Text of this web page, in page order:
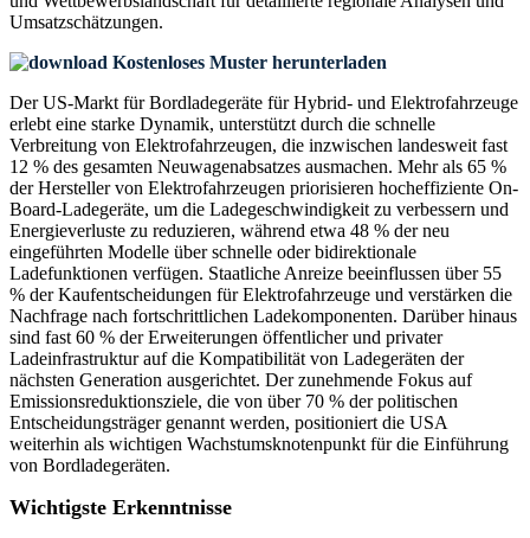
Umsatzschätzungen.
Kostenloses Muster herunterladen
Der US-Markt für Bordladegeräte für Hybrid- und Elektrofahrzeuge
erlebt eine starke Dynamik, unterstützt durch die schnelle
Verbreitung von Elektrofahrzeugen, die inzwischen landesweit fast
12 % des gesamten Neuwagenabsatzes ausmachen. Mehr als 65 %
der Hersteller von Elektrofahrzeugen priorisieren hocheffiziente On-
Board-Ladegeräte, um die Ladegeschwindigkeit zu verbessern und
Energieverluste zu reduzieren, während etwa 48 % der neu
eingeführten Modelle über schnelle oder bidirektionale
Ladefunktionen verfügen. Staatliche Anreize beeinflussen über 55
% der Kaufentscheidungen für Elektrofahrzeuge und verstärken die
Nachfrage nach fortschrittlichen Ladekomponenten. Darüber hinaus
sind fast 60 % der Erweiterungen öffentlicher und privater
Ladeinfrastruktur auf die Kompatibilität von Ladegeräten der
nächsten Generation ausgerichtet. Der zunehmende Fokus auf
Emissionsreduktionsziele, die von über 70 % der politischen
Entscheidungsträger genannt werden, positioniert die USA
weiterhin als wichtigen Wachstumsknotenpunkt für die Einführung
von Bordladegeräten.
Wichtigste Erkenntnisse